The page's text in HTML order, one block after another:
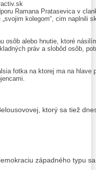
Ramana Pratasevica v
kolegom“, cim naplnili
osôb alebo hnutie, ktoré
práv a slobôd osôb,
fotka na ktorej ma na hlave
ktorý sa tiež
západného typu